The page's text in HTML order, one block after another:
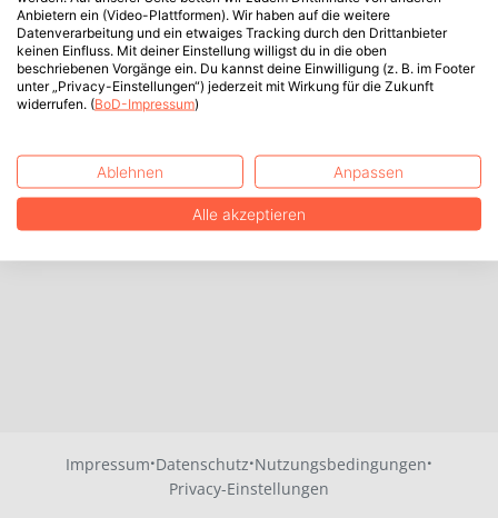
Impressum·Datenschutz·Nutzungsbedingungen·
Privacy-Einstellungen
Anbietern ein (Video-Plattformen). Wir haben auf die weitere
Datenverarbeitung und ein etwaiges Tracking durch den Drittanbieter
keinen Einfluss. Mit deiner Einstellung willigst du in die oben
beschriebenen Vorgänge ein. Du kannst deine Einwilligung (z. B. im Footer
unter „Privacy-Einstellungen“) jederzeit mit Wirkung für die Zukunft
widerrufen. (BoD-Impressum)
Ablehnen Anpassen
Alle akzeptieren